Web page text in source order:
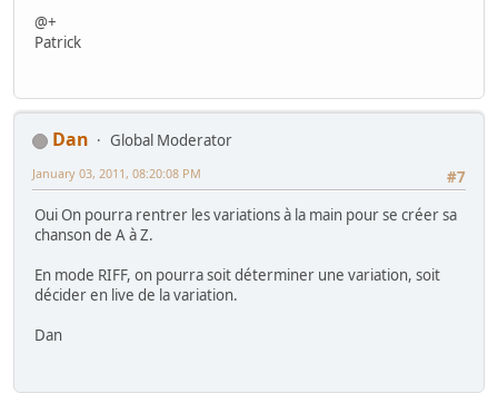
@+
Patrick
Dan
Global Moderator
#7
January 03, 2011, 08:20:08 PM
Oui On pourra rentrer les variations à la main pour se créer sa
chanson de A à Z.
En mode RIFF, on pourra soit déterminer une variation, soit
décider en live de la variation.
Dan